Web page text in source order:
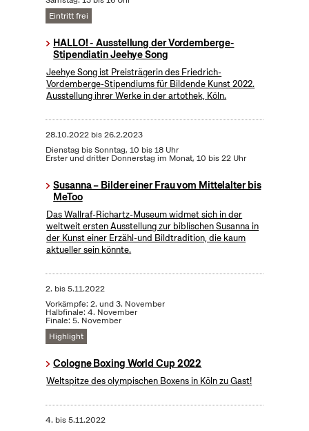
Eintritt frei
HALLO! - Ausstellung der Vordemberge-
Stipendiatin Jeehye Song
Jeehye Song ist Preisträgerin des Friedrich-
Vordemberge-Stipendiums für Bildende Kunst 2022.
Ausstellung ihrer Werke in der artothek, Köln.
28.10.2022bis26.2.2023
Dienstag bis Sonntag, 10 bis 18 Uhr
Erster und dritter Donnerstag im Monat, 10 bis 22 Uhr
Susanna – Bilder einer Frau vom Mittelalter bis
MeToo
Das Wallraf-Richartz-Museum widmet sich in der
weltweit ersten Ausstellung zur biblischen Susanna in
der Kunst einer Erzähl-und Bildtradition, die kaum
aktueller sein könnte.
2. bis5.11.2022
Vorkämpfe: 2. und 3. November
Halbfinale: 4. November
Finale: 5. November
Highlight
Cologne Boxing World Cup 2022
Weltspitze des olympischen Boxens in Köln zu Gast!
4. bis5.11.2022